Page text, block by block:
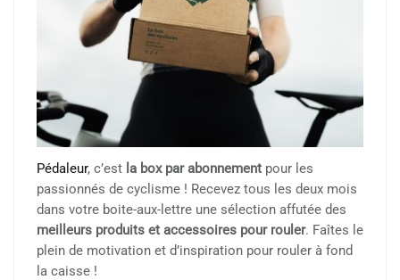
Pédaleur, c’est la box par abonnement pour les
passionnés de cyclisme ! Recevez tous les deux mois
dans votre boite-aux-lettre une sélection affutée des
meilleurs produits et accessoires pour rouler. Faîtes le
plein de motivation et d’inspiration pour rouler à fond
la caisse !